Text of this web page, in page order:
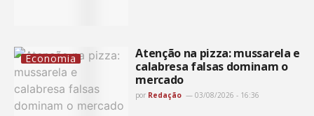
Economia
Atenção na pizza: mussarela e
calabresa falsas dominam o
mercado
por Redação 03/08/2026 - 16:36